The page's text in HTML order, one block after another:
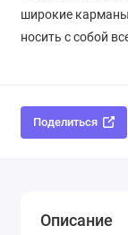
широкие
носить с собой
Поделиться
Описание